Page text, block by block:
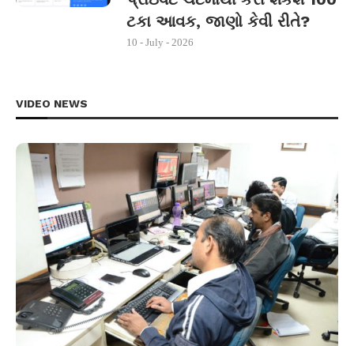
ટકા આવક, જાણો કેવી રીતે?
10 - July - 2026
VIDEO NEWS